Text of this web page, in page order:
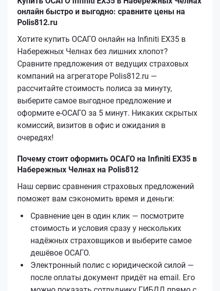
онлайн быстро и выгодно: сравните цены на
Polis812.ru
Хотите купить ОСАГО онлайн на Infiniti EX35 в
Набережных Челнах без лишних хлопот?
Сравните предложения от ведущих страховых
компаний на агрегаторе Polis812.ru —
рассчитайте стоимость полиса за минуту,
выберите самое выгодное предложение и
оформите е‑ОСАГО за 5 минут. Никаких скрытых
комиссий, визитов в офис и ожидания в
очередях!
Почему стоит оформить ОСАГО на Infiniti EX35 в
Набережных Челнах на Polis812
Наш сервис сравнения страховых предложений
поможет вам сэкономить время и деньги:
Сравнение цен в один клик — посмотрите
стоимость и условия сразу у нескольких
надёжных страховщиков и выберите самое
дешёвое ОСАГО.
Электронный полис с юридической силой —
после оплаты документ придёт на email. Его